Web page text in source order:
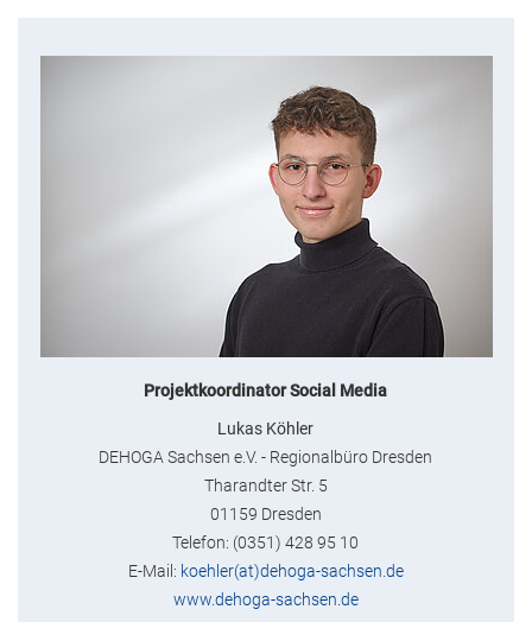
Projektkoordinator Social Media
Lukas Köhler
DEHOGA Sachsen e.V. - Regionalbüro Dresden
Tharandter Str. 5
01159 Dresden
Telefon: (0351) 428 95 10
E-Mail: koehler(at)dehoga-sachsen.de
www.dehoga-sachsen.de